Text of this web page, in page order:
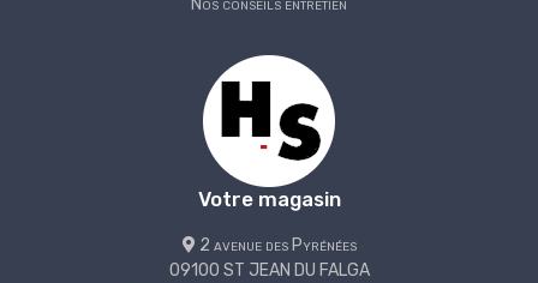
Nos conseils entretien
Votre magasin
2 avenue des Pyrénées
09100 ST JEAN DU FALGA